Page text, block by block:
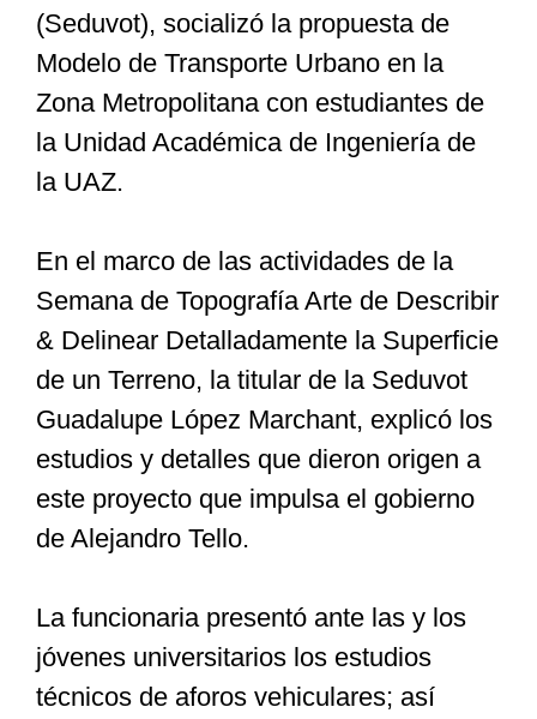
Nacional
Opinión
Nosotros
(Seduvot), socializó la propuesta de
Modelo de Transporte Urbano en la
Zona Metropolitana con estudiantes de
la Unidad Académica de Ingeniería de
la UAZ.
En el marco de las actividades de la
Semana de Topografía Arte de Describir
& Delinear Detalladamente la Superficie
de un Terreno, la titular de la Seduvot
Guadalupe López Marchant, explicó los
estudios y detalles que dieron origen a
este proyecto que impulsa el gobierno
de Alejandro Tello.
La funcionaria presentó ante las y los
jóvenes universitarios los estudios
técnicos de aforos vehiculares; así